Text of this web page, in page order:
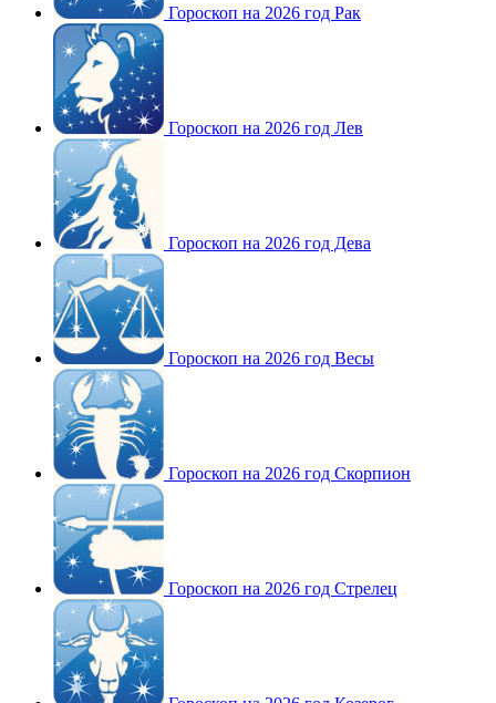
Гороскоп на 2026 год Рак
Гороскоп на 2026 год Лев
Гороскоп на 2026 год Дева
Гороскоп на 2026 год Весы
Гороскоп на 2026 год Скорпион
Гороскоп на 2026 год Стрелец